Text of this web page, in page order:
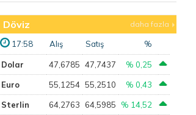
Döviz daha fazla
17:58 Alış Satış %
Dolar 47,6785 47,7437 % 0,25
Euro 55,1254 55,2510 % 0,43
Sterlin 64,2763 64,5985 % 14,52